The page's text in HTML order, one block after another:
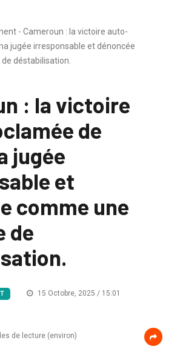
- Cameroun : la victoire auto-
jugée irresponsable et dénoncée
déstabilisation.
: la victoire
de
jugée
et
comme une
de
15 Octobre, 2025 / 15:01
de lecture (environ)